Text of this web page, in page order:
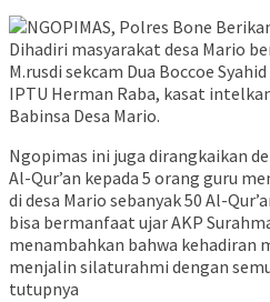
Dihadiri masyarakat desa Mario
M.rusdi sekcam Dua Boccoe
IPTU Herman Raba, kasat
Babinsa Desa Mario.
Ngopimas ini juga dirangkaikan
Al-Qur’an kepada 5 orang guru
di desa Mario sebanyak 50 Al-
bisa bermanfaat ujar AKP
menambahkan bahwa kehadiran
menjalin silaturahmi dengan
tutupnya